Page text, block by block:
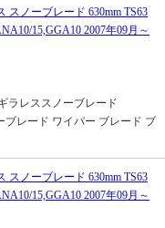
スノーブレード 630mm TS63
15,GGA10 2007年09月～
ラレススノーブレード
ブレード ワイパー ブレード ブ
スノーブレード 630mm TS63
15,GGA10 2007年09月～